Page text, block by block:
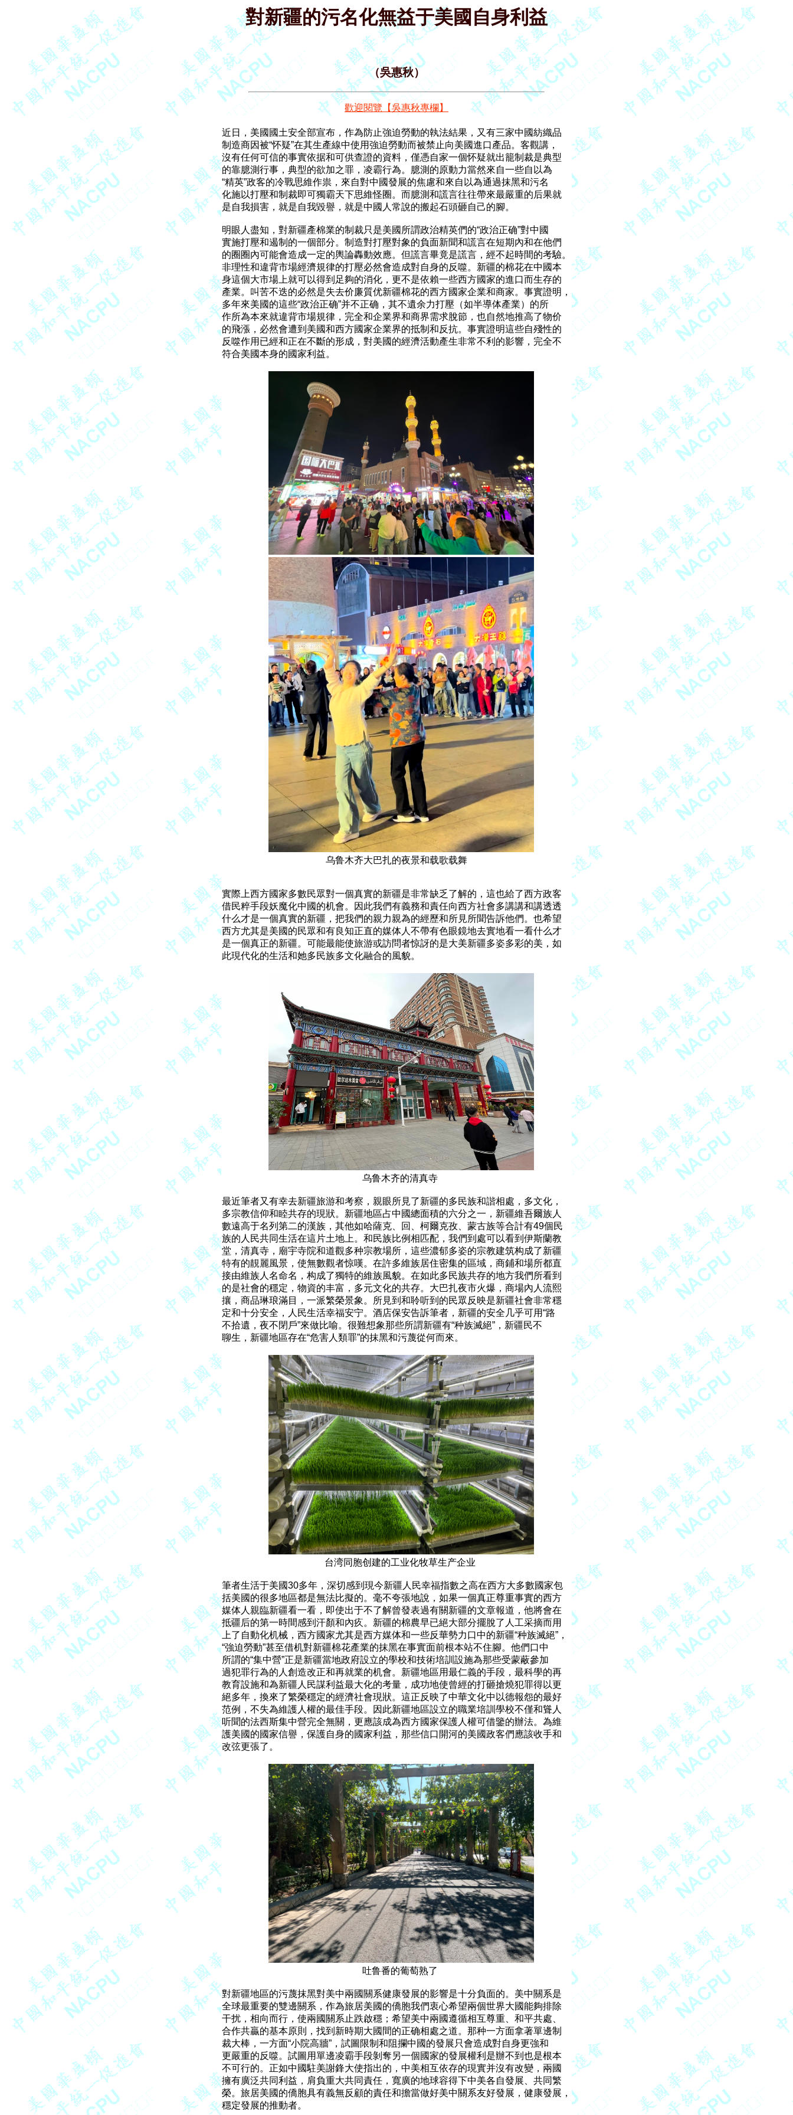
對新疆的污名化無益于美國自身利益
（吳惠秋）
歡迎閱覽【吳惠秋專欄】
近日，美國國土安全部宣布，作為防止強迫勞動的執法結果，又有三家中國紡織品
制造商因被“怀疑”在其生產線中使用強迫勞動而被禁止向美國進口產品。客觀講，
沒有任何可信的事實依据和可供查證的資料，僅憑自家一個怀疑就出籠制裁是典型
的靠臆測行事，典型的欲加之罪，凌霸行為。臆測的原動力當然來自一些自以為
“精英”政客的冷戰思維作祟，來自對中國發展的焦慮和來自以為通過抹黑和污名
化施以打壓和制裁即可獨霸天下思維怪圈。而臆測和謊言往往帶來最嚴重的后果就
是自我損害，就是自我毀譽，就是中國人常說的搬起石頭砸自己的腳。
明眼人盡知，對新疆產棉業的制裁只是美國所謂政治精英們的“政治正确”對中國
實施打壓和遏制的一個部分。制造對打壓對象的負面新聞和謊言在短期內和在他們
的圈圈內可能會造成一定的輿論轟動效應。但謊言畢竟是謊言，經不起時間的考驗。
非理性和違背市場經濟規律的打壓必然會造成對自身的反噬。新疆的棉花在中國本
身這個大市場上就可以得到足夠的消化，更不是依賴一些西方國家的進口而生存的
產業。叫苦不迭的必然是失去价廉質优新疆棉花的西方國家企業和商家。事實證明，
多年來美國的這些“政治正确”并不正确，其不遺余力打壓（如半導体產業）的所
作所為本來就違背市場規律，完全和企業界和商界需求脫節，也自然地推高了物价
的飛漲，必然會遭到美國和西方國家企業界的抵制和反抗。事實證明這些自殘性的
反噬作用已經和正在不斷的形成，對美國的經濟活動產生非常不利的影響，完全不
實際上西方國家多數民眾對一個真實的新疆是非常缺乏了解的，這也給了西方政客
借民粹手段妖魔化中國的机會。因此我們有義務和責任向西方社會多講講和講透透
什么才是一個真實的新疆，把我們的親力親為的經歷和所見所聞告訴他們。也希望
西方尤其是美國的民眾和有良知正直的媒体人不帶有色眼鏡地去實地看一看什么才
是一個真正的新疆。可能最能使旅游或訪問者惊訝的是大美新疆多姿多彩的美，如
最近筆者又有幸去新疆旅游和考察，親眼所見了新疆的多民族和諧相處，多文化，
多宗教信仰和睦共存的現狀。新疆地區占中國總面積的六分之一，新疆維吾爾族人
數遠高于名列第二的漢族，其他如哈薩克、回、柯爾克孜、蒙古族等合計有49個民
族的人民共同生活在這片土地上。和民族比例相匹配，我們到處可以看到伊斯蘭教
堂，清真寺，廟宇寺院和道觀多种宗教場所，這些濃郁多姿的宗教建筑构成了新疆
特有的靚麗風景，使無數觀者惊嘆。在許多維族居住密集的區域，商鋪和場所都直
接由維族人名命名，构成了獨特的維族風貌。在如此多民族共存的地方我們所看到
的是社會的穩定，物資的丰富，多元文化的共存。大巴扎夜市火爆，商場內人流熙
攘，商品琳琅滿目，一派繁榮景象。所見到和聆听到的民眾反映是新疆社會非常穩
定和十分安全，人民生活幸福安宁。酒店保安告訴筆者，新疆的安全几乎可用“路
不拾遺，夜不閉戶”來做比喻。很難想象那些所謂新疆有“种族滅絕”，新疆民不
筆者生活于美國30多年，深切感到現今新疆人民幸福指數之高在西方大多數國家包
括美國的很多地區都是無法比擬的。毫不夸張地說，如果一個真正尊重事實的西方
媒体人親臨新疆看一看，即使出于不了解曾發表過有關新疆的文章報道，他將會在
抵疆后的第一時間感到汗顏和內疚。新疆的棉農早已絕大部分擺脫了人工采摘而用
上了自動化机械，西方國家尤其是西方媒体和一些反華勢力口中的新疆“种族滅絕”，
“強迫勞動”甚至借机對新疆棉花產業的抹黑在事實面前根本站不住腳。他們口中
所謂的“集中營”正是新疆當地政府設立的學校和技術培訓設施為那些受蒙蔽參加
過犯罪行為的人創造改正和再就業的机會。新疆地區用最仁義的手段，最科學的再
教育設施和為新疆人民謀利益最大化的考量，成功地使曾經的打砸搶燒犯罪得以更
絕多年，換來了繁榮穩定的經濟社會現狀。這正反映了中華文化中以德報怨的最好
范例，不失為維護人權的最佳手段。因此新疆地區設立的職業培訓學校不僅和聳人
听聞的法西斯集中營完全無關，更應該成為西方國家保護人權可借鑒的辦法。為維
護美國的國家信譽，保護自身的國家利益，那些信口開河的美國政客們應該收手和
對新疆地區的污蔑抹黑對美中兩國關系健康發展的影響是十分負面的。美中關系是
全球最重要的雙邊關系，作為旅居美國的僑胞我們衷心希望兩個世界大國能夠排除
干扰，相向而行，使兩國關系止跌啟穩；希望美中兩國遵循相互尊重、和平共處、
合作共贏的基本原則，找到新時期大國間的正确相處之道。那种一方面拿著單邊制
裁大棒，一方面“小院高牆”，試圖限制和阻攔中國的發展只會造成對自身更強和
更嚴重的反噬。試圖用單邊凌霸手段剝奪另一個國家的發展權利是辦不到也是根本
不可行的。正如中國駐美謝鋒大使指出的，中美相互依存的現實并沒有改變，兩國
擁有廣泛共同利益，肩負重大共同責任，寬廣的地球容得下中美各自發展、共同繁
榮。旅居美國的僑胞具有義無反顧的責任和擔當做好美中關系友好發展，健康發展，